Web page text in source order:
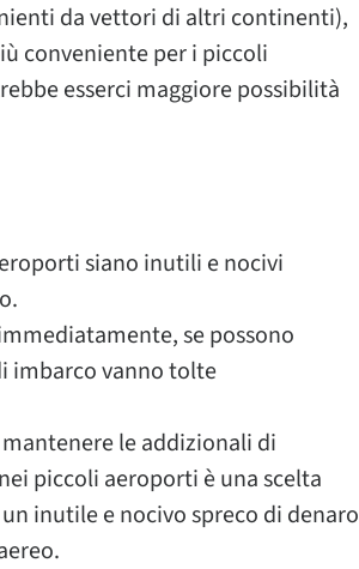
da vettori di altri continenti),
conveniente per i piccoli
esserci maggiore possibilità
siano inutili e nocivi
se possono
imbarco vanno tolte
le addizionali di
piccoli aeroporti è una scelta
inutile e nocivo spreco di denaro